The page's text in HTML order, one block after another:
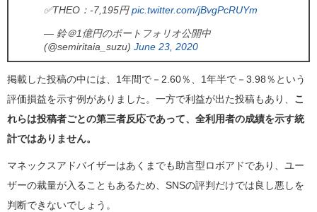
✅THEO：-7,195円pic.twitter.com/jBvgPcRUYm
— 鈴＠1億円のポートフォリオ公開中
(@semiritaia_suzu) June 23, 2020
掲載した投稿の中には、1年間で－2.60％、1年半で－3.98％という
評価損益を示す例がありました。一方で利益が出た投稿もあり、 こ
れらは投稿者ごとの第三者反応であって、全利用者の成績を示す統
計ではありません。
マネックスアドバイザーはあくまでも助言型ロボアドであり、ユー
ザーの裁量が入ることもあるため、SNSの評判だけでは良し悪しを
判断できないでしょう。